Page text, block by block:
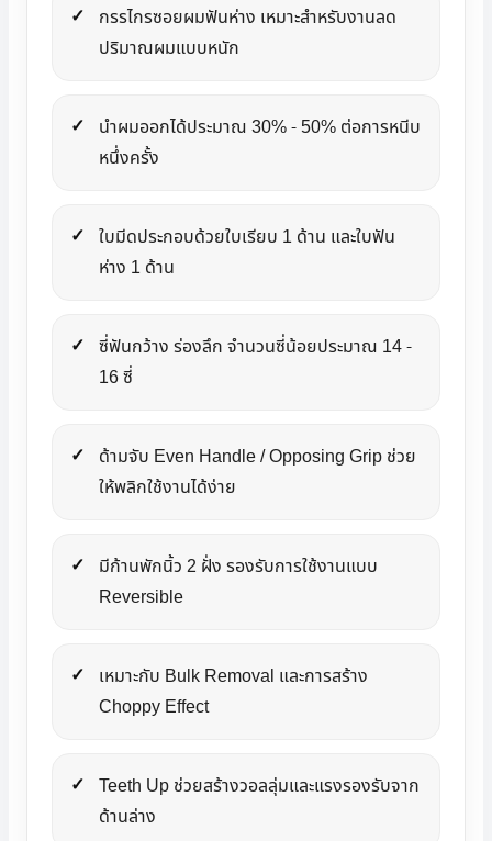
กรรไกรซอยผมฟันห่าง เหมาะสำหรับงานลด
ปริมาณผมแบบหนัก
นำผมออกได้ประมาณ 30% - 50% ต่อการหนีบ
หนึ่งครั้ง
ใบมีดประกอบด้วยใบเรียบ 1 ด้าน และใบฟัน
ห่าง 1 ด้าน
ซี่ฟันกว้าง ร่องลึก จำนวนซี่น้อยประมาณ 14 -
16 ซี่
ด้ามจับ Even Handle / Opposing Grip ช่วย
ให้พลิกใช้งานได้ง่าย
มีก้านพักนิ้ว 2 ฝั่ง รองรับการใช้งานแบบ
Reversible
เหมาะกับ Bulk Removal และการสร้าง
Choppy Effect
Teeth Up ช่วยสร้างวอลลุ่มและแรงรองรับจาก
ด้านล่าง